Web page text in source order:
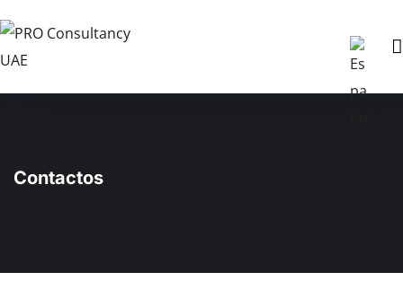
Contactos